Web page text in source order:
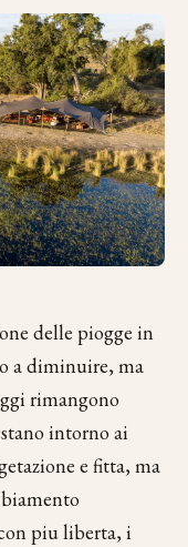
delle piogge in
a diminuire, ma
rimangono
intorno ai
e fitta, ma
piu liberta, i